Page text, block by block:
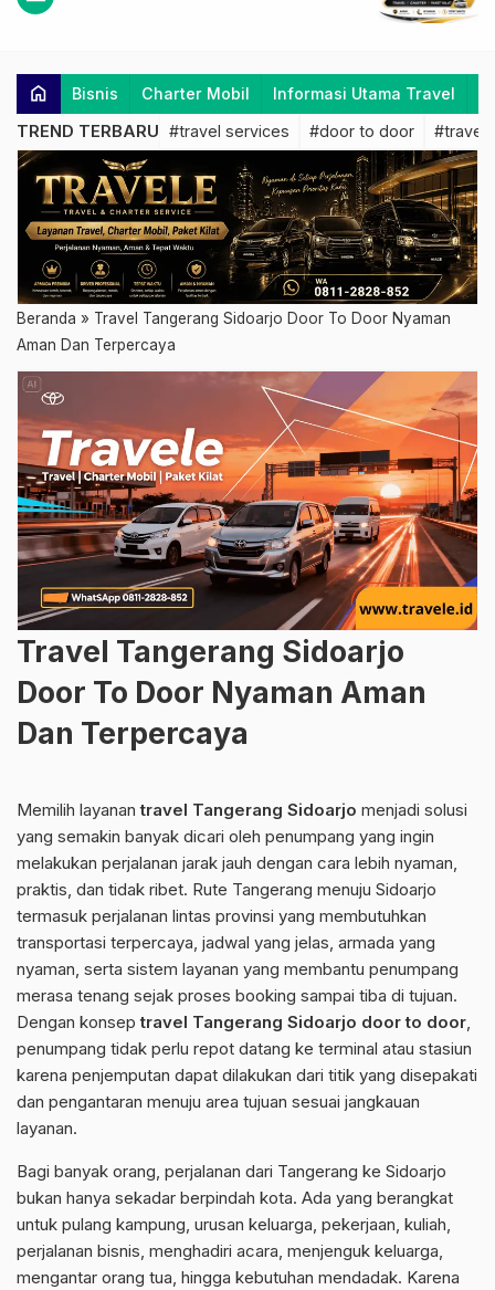
home Bisnis Charter Mobil Informasi Utama Travel
TREND TERBARU #travel services #door to door #travel
Beranda » Travel Tangerang Sidoarjo Door To Door Nyaman
Aman Dan Terpercaya
Travel Tangerang Sidoarjo
Door To Door Nyaman Aman
Dan Terpercaya
Memilih layanantravel Tangerang Sidoarjo menjadi solusi
yang semakin banyak dicari oleh penumpang yang ingin
melakukan perjalanan jarak jauh dengan cara lebih nyaman,
praktis, dan tidak ribet. Rute Tangerang menuju Sidoarjo
termasuk perjalanan lintas provinsi yang membutuhkan
transportasi terpercaya, jadwal yang jelas, armada yang
nyaman, serta sistem layanan yang membantu penumpang
merasa tenang sejak proses booking sampai tiba di tujuan.
Dengan konseptravel Tangerang Sidoarjo door to door,
penumpang tidak perlu repot datang ke terminal atau stasiun
karena penjemputan dapat dilakukan dari titik yang disepakati
dan pengantaran menuju area tujuan sesuai jangkauan
layanan.
Bagi banyak orang, perjalanan dari Tangerang ke Sidoarjo
bukan hanya sekadar berpindah kota. Ada yang berangkat
untuk pulang kampung, urusan keluarga, pekerjaan, kuliah,
perjalanan bisnis, menghadiri acara, menjenguk keluarga,
mengantar orang tua, hingga kebutuhan mendadak. Karena